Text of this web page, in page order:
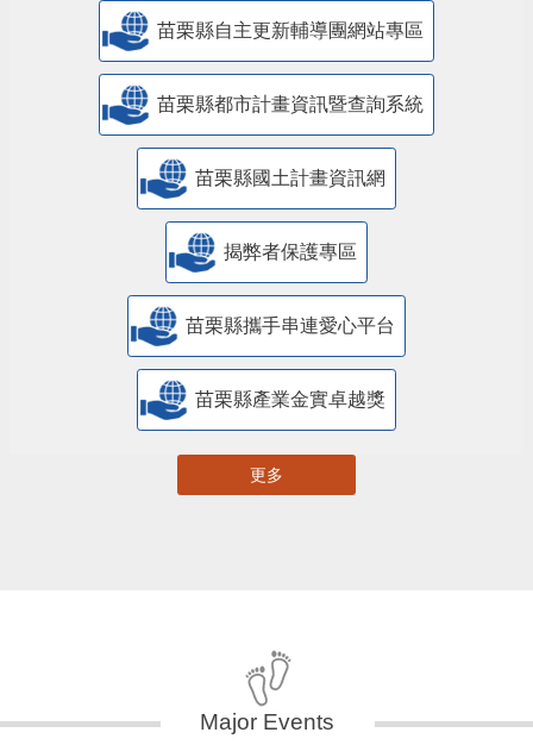
苗栗縣自主更新輔導團網站專區
苗栗縣都市計畫資訊暨查詢系統
苗栗縣國土計畫資訊網
揭弊者保護專區
苗栗縣攜手串連愛心平台
苗栗縣產業金實卓越獎
更多